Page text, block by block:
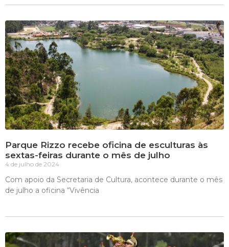
Parque Rizzo recebe oficina de esculturas às
sextas-feiras durante o mês de julho
4 de julho de 2024
Com apoio da Secretaria de Cultura, acontece durante o mês
de julho a oficina “Vivência